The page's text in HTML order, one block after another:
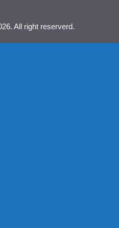
All right reserverd.